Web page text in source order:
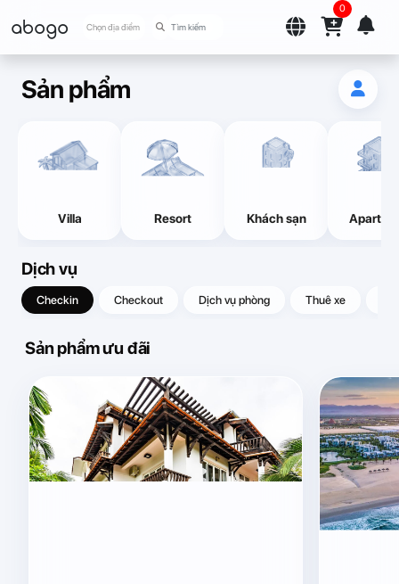
abogo Chọn địa điểm
0
Sản phẩm
Villa Resort Khách sạn
Dịch vụ
Checkin Checkout Dịch vụ phòng Thuê xe
Sản phẩm ưu đãi